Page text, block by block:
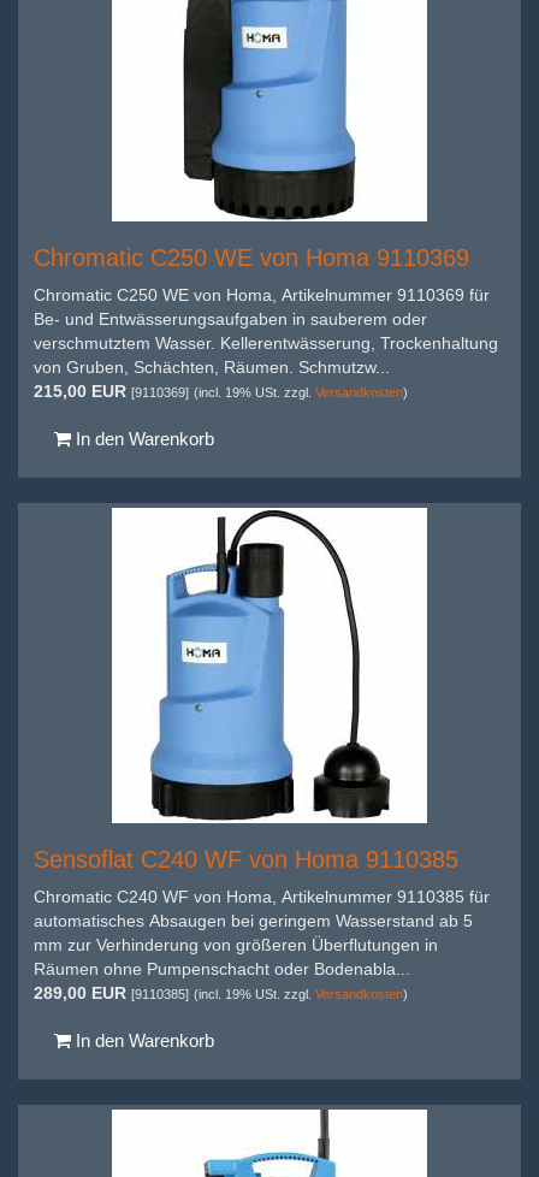
Chromatic C250 WE von Homa 9110369
Chromatic C250 WE von Homa, Artikelnummer 9110369 für
Be- und Entwässerungsaufgaben in sauberem oder
verschmutztem Wasser. Kellerentwässerung, Trockenhaltung
von Gruben, Schächten, Räumen. Schmutzw...
215,00 EUR [9110369] (incl. 19% USt. zzgl. Versandkosten)
In den Warenkorb
Sensoflat C240 WF von Homa 9110385
Chromatic C240 WF von Homa, Artikelnummer 9110385 für
automatisches Absaugen bei geringem Wasserstand ab 5
mm zur Verhinderung von größeren Überflutungen in
Räumen ohne Pumpenschacht oder Bodenabla...
289,00 EUR [9110385] (incl. 19% USt. zzgl. Versandkosten)
In den Warenkorb